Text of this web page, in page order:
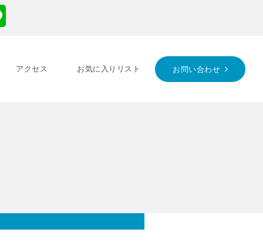
アクセス お気に入りリスト お問い合わせ